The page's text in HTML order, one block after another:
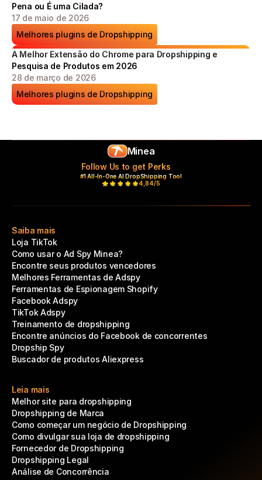
Pena ou É uma Cilada?
17 de maio de 2026
Melhores plugins de Dropshipping
A Melhor Extensão do Chrome para Dropshipping e
Pesquisa de Produtos em 2026
28 de março de 2026
Melhores plugins de Dropshipping
Minea
Follow Us to get Perks
#1 All-In-One AI DropShipping Tool
4,84/5
Saiba mais
Loja TikTok
Como usar o Ad Spy Minea?
Encontre seus produtos vencedores
Melhores Ferramentas de Adspy
Ferramentas de Espionagem Shopify
Facebook Adspy
TikTok Adspy
Treinamento de dropshipping
Encontre anúncios do Facebook de concorrentes
Dropship Spy
Buscador de produtos Aliexpress
Leia mais
Melhor site para dropshipping
Dropshipping de Marca
Como começar um negócio de Dropshipping
Como divulgar sua loja de dropshipping
Fornecedor de Dropshipping
Dropshipping Legal
Análise de Concorrência